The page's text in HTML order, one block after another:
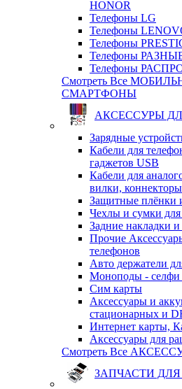
HONOR
Телефоны LG
Телефоны
Телефоны
Телефоны
Телефоны
Смотреть Все
СМАРТФОНЫ
АКСЕССУРЫ
Зарядные
Кабели для
гаджетов USB
Кабели для
вилки, коннекторы
Защитные плёнки
Чехлы и сумки для
Задние накладки
Прочие
телефонов
Авто держатели
Моноподы - селфи
Сим карты
Аксессуары и
стационарных и
Интернет карты,
Аксессуары для
Смотреть Все
ЗАПЧАСТИ